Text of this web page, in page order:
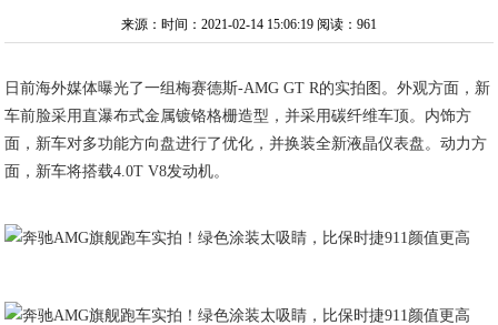
来源：时间：2021-02-14 15:06:19 阅读：961
日前海外媒体曝光了一组梅赛德斯-AMG GT R的实拍图。外观方面，新
车前脸采用直瀑布式金属镀铬格栅造型，并采用碳纤维车顶。内饰方
面，新车对多功能方向盘进行了优化，并换装全新液晶仪表盘。动力方
面，新车将搭载4.0T V8发动机。